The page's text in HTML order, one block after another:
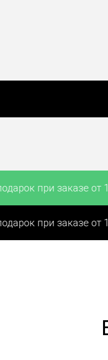
при заказе от 10 000
при заказе от 10 000